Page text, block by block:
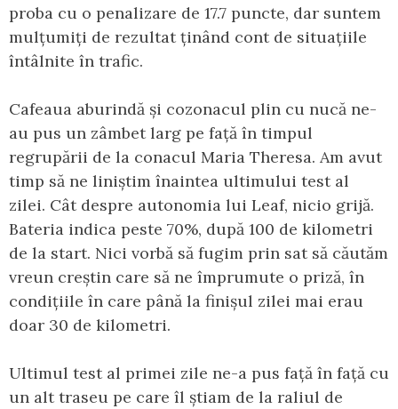
proba cu o penalizare de 17.7 puncte, dar suntem
mulțumiți de rezultat ținând cont de situațiile
întâlnite în trafic.
Cafeaua aburindă și cozonacul plin cu nucă ne-
au pus un zâmbet larg pe față în timpul
regrupării de la conacul Maria Theresa. Am avut
timp să ne liniștim înaintea ultimului test al
zilei. Cât despre autonomia lui Leaf, nicio grijă.
Bateria indica peste 70%, după 100 de kilometri
de la start. Nici vorbă să fugim prin sat să căutăm
vreun creștin care să ne împrumute o priză, în
condițiile în care până la finișul zilei mai erau
doar 30 de kilometri.
Ultimul test al primei zile ne-a pus față în față cu
un alt traseu pe care îl știam de la raliul de